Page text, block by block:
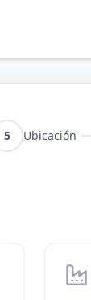
5 Ubicación